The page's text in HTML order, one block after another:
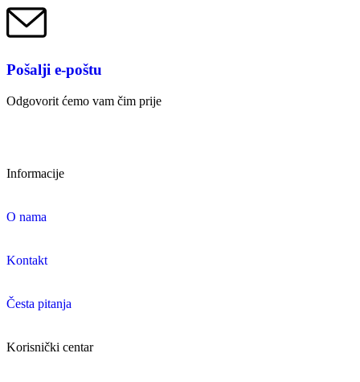
Pošalji e-poštu
Odgovorit ćemo vam čim prije
Informacije
O nama
Kontakt
Česta pitanja
Korisnički centar